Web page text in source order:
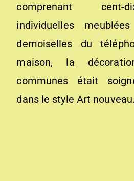
comprenant cent-
individuelles
demoiselles du
maison, la
communes était
dans le style Art nouveau.